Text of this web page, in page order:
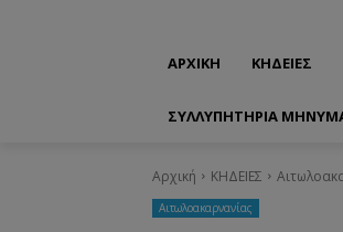
ΑΡΧΙΚΗ ΚΗΔΕΙΕΣ
ΣΥΛΛΥΠΗΤΗΡΙΑ
Αρχική ΚΗΔΕΙΕΣ
Aιτωλοακαρνανίας